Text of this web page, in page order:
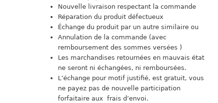
Nouvelle livraison respectant la commande
Réparation du produit défectueux
Échange du produit par un autre similaire ou
Annulation de la commande (avec
remboursement des sommes versées )
Les marchandises retournées en mauvais état
ne seront ni échangées, ni remboursées.
L’échange pour motif justifié, est gratuit, vous
ne payez pas de nouvelle participation
forfaitaire aux frais d’envoi.